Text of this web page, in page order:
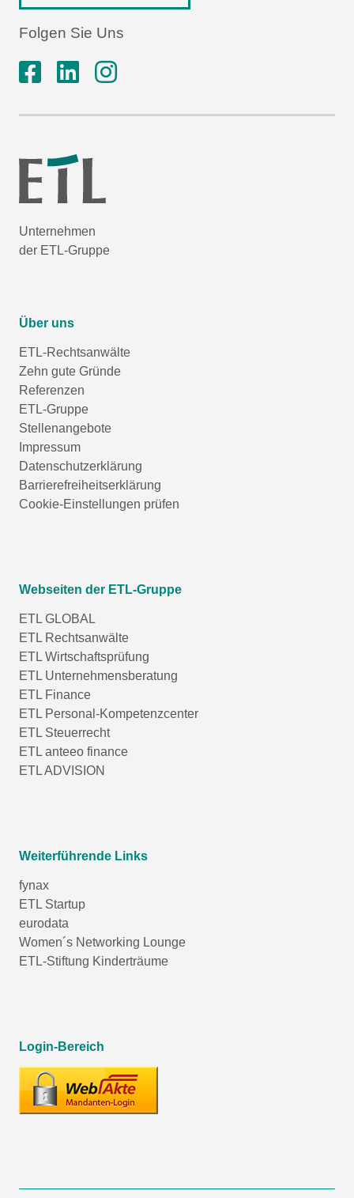
Folgen Sie Uns
Unternehmen
der ETL-Gruppe
Über uns
ETL-Rechtsanwälte
Zehn gute Gründe
Referenzen
ETL-Gruppe
Stellenangebote
Impressum
Datenschutzerklärung
Barrierefreiheitserklärung
Cookie-Einstellungen prüfen
Webseiten der ETL-Gruppe
ETL GLOBAL
ETL Rechtsanwälte
ETL Wirtschaftsprüfung
ETL Unternehmensberatung
ETL Finance
ETL Personal-Kompetenzcenter
ETL Steuerrecht
ETL anteeo finance
ETL ADVISION
Weiterführende Links
fynax
ETL Startup
eurodata
Women´s Networking Lounge
ETL-Stiftung Kinderträume
Login-Bereich